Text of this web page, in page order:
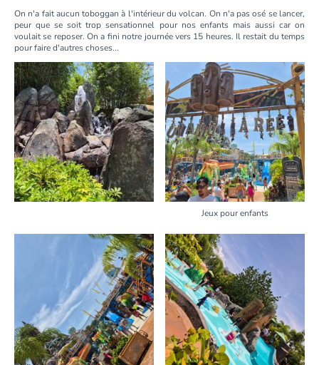
On n'a fait aucun toboggan à l'intérieur du volcan. On n'a pas osé se lancer,
peur que se soit trop sensationnel pour nos enfants mais aussi car on
voulait se reposer. On a fini notre journée vers 15 heures. Il restait du temps
pour faire d'autres choses...
Jeux pour enfants